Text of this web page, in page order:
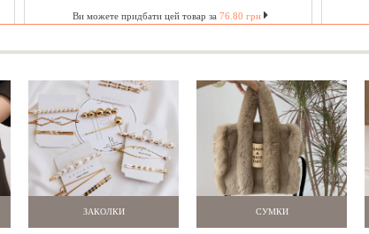
Ви можете придбати цей товар за 76.80 грн
ЗАКОЛКИ СУМКИ